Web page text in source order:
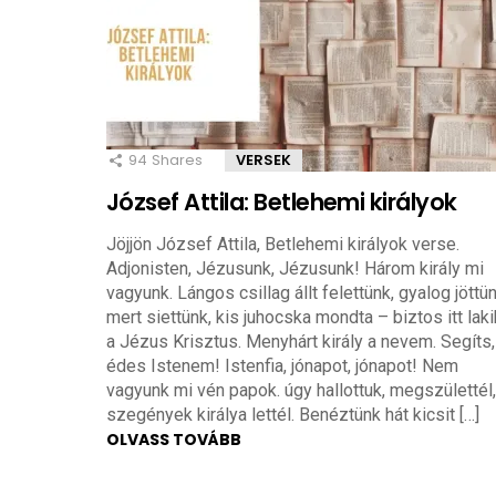
94 Shares VERSEK
József Attila: Betlehemi királyok
Jöjjön József Attila, Betlehemi királyok verse.
Adjonisten, Jézusunk, Jézusunk! Három király mi
vagyunk. Lángos csillag állt felettünk, gyalog
mert siettünk, kis juhocska mondta – biztos itt
a Jézus Krisztus. Menyhárt király a nevem. Segíts,
édes Istenem! Istenfia, jónapot, jónapot! Nem
vagyunk mi vén papok. úgy hallottuk, megszülettél,
szegények királya lettél. Benéztünk hát kicsit […]
OLVASS TOVÁBB